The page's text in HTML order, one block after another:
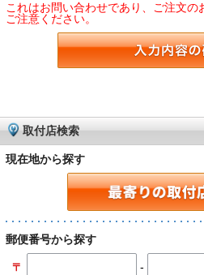
これはお問い合わせであり、ご注文
ご注意ください。
取付店検索
現在地から探す
郵便番号から探す
〒 -